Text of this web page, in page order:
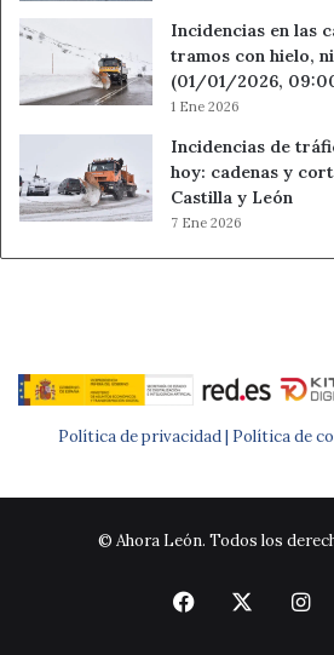
Incidencias en las
tramos con hielo,
(01/01/2026,
1 Ene 2026
Incidencias de
hoy: cadenas y
Castilla y León
7 Ene 2026
Política de privacidad | Política de
© Ahora León. Todos los
Facebook